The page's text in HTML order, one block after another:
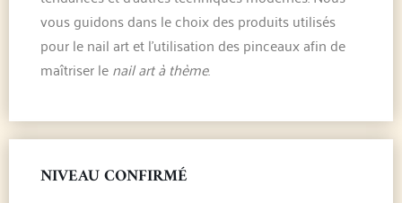
vous guidons dans le choix des produits utilisés
pour le nail art et l’utilisation des pinceaux afin de
maîtriser lenail art à thème.
NIVEAU CONFIRMÉ